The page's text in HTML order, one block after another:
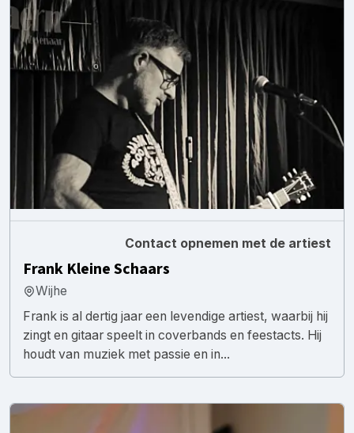
Contact opnemen met de artiest
Frank Kleine Schaars
Wijhe
Frank is al dertig jaar een levendige artiest, waarbij hij
zingt en gitaar speelt in coverbands en feestacts. Hij
houdt van muziek met passie en in...